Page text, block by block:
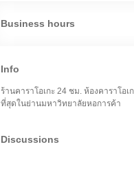
Business hours
Info
ร้านคาราโอเกะ 24 ชม. ห้องคาราโอเ
ที่สุดในย่านมหาวิทยาลัยหอการค้า
Discussions